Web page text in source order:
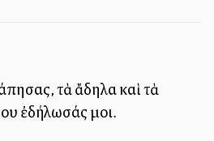
τὰ ἄδηλα καὶ τὰ
ἐδήλωσάς μοι.